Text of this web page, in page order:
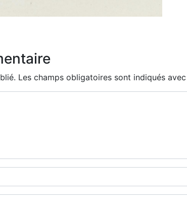
Les champs obligatoires sont indiqués